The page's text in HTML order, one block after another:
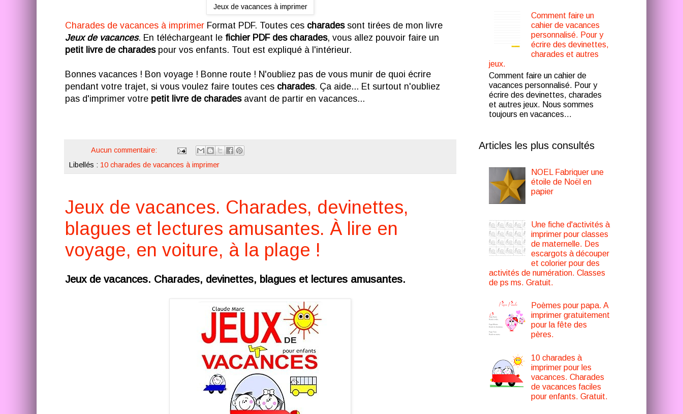
Jeux de vacances à imprimer
Charades de vacances à imprimer Format PDF. Toutes ces charadessont tirées de mon livre
Jeux de vacances. En téléchargeant le fichier PDF des charades, vous allez pouvoir faire un
petit livre de charadespour vos enfants. Tout est expliqué à l'intérieur.
Bonnes vacances ! Bon voyage ! Bonne route ! N'oubliez pas de vous munir de quoi écrire
pendant votre trajet, si vous voulez faire toutes ces charades. Ça aide... Et surtout n'oubliez
pas d'imprimer votre petit livre de charades avant de partir en vacances...
Aucun commentaire:
Libellés : 10 charades de vacances à imprimer
Jeux de vacances. Charades, devinettes,
blagues et lectures amusantes. À lire en
voyage, en voiture, à la plage !
Jeux de vacances. Charades, devinettes, blagues et lectures amusantes.
Comment faire un
cahier de vacances
personnalisé. Pour y
écrire des devinettes,
charades et autres
jeux.
Comment faire un cahier de
vacances personnalisé. Pour y
écrire des devinettes, charades
et autres jeux. Nous sommes
toujours en vacances...
Articles les plus consultés
NOEL Fabriquer une
étoile de Noël en
papier
Une fiche d'activités à
imprimer pour classes
de maternelle. Des
escargots à découper
et colorier pour des
activités de numération. Classes
de ps ms. Gratuit.
Poèmes pour papa. A
imprimer gratuitement
pour la fête des
pères.
10 charades à
imprimer pour les
vacances. Charades
de vacances faciles
pour enfants. Gratuit.